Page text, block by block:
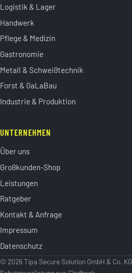
Logistik & Lager
Handwerk
Pflege & Medizin
Gastronomie
Metall & Schweißtechnik
Forst & GaLaBau
Industrie & Produktion
UNTERNEHMEN
Über uns
Großkunden-Shop
Leistungen
Ratgeber
Kontakt & Anfrage
Impressum
Datenschutz
© 2026 Tipa Secure Solution GmbH & Co.